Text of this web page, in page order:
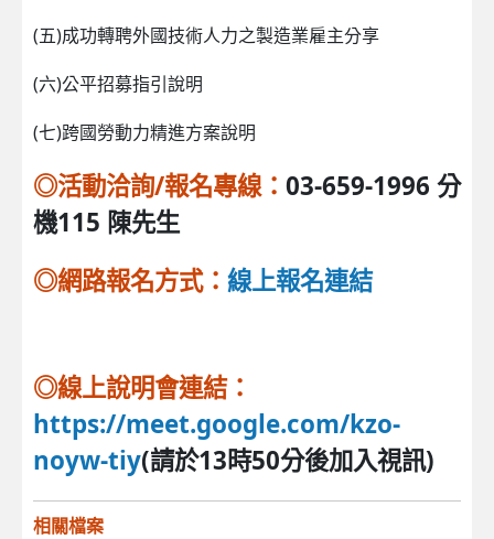
(五)成功轉聘外國技術人力之製造業雇主分享
(六)公平招募指引說明
(七)跨國勞動力精進方案說明
◎活動洽詢/報名專線： 03-659-1996 分
機115 陳先生
◎網路報名方式： 線上報名連結
◎線上說明會連結：
https://meet.google.com/kzo-
noyw-tiy(請於13時50分後加入視訊)
相關檔案